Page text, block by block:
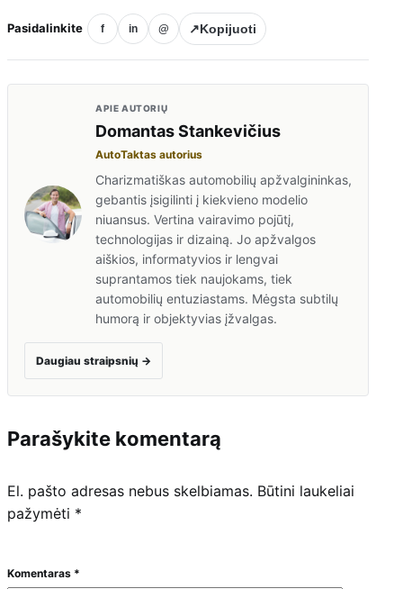
Pasidalinkite f in @ ↗Kopijuoti
APIE AUTORIŲ
Domantas Stankevičius
AutoTaktas autorius
Charizmatiškas automobilių apžvalgininkas,
gebantis įsigilinti į kiekvieno modelio
niuansus. Vertina vairavimo pojūtį,
technologijas ir dizainą. Jo apžvalgos
aiškios, informatyvios ir lengvai
suprantamos tiek naujokams, tiek
automobilių entuziastams. Mėgsta subtilų
humorą ir objektyvias įžvalgas.
Daugiau straipsnių →
Parašykite komentarą
El. pašto adresas nebus skelbiamas. Būtini laukeliai
pažymėti *
Komentaras *